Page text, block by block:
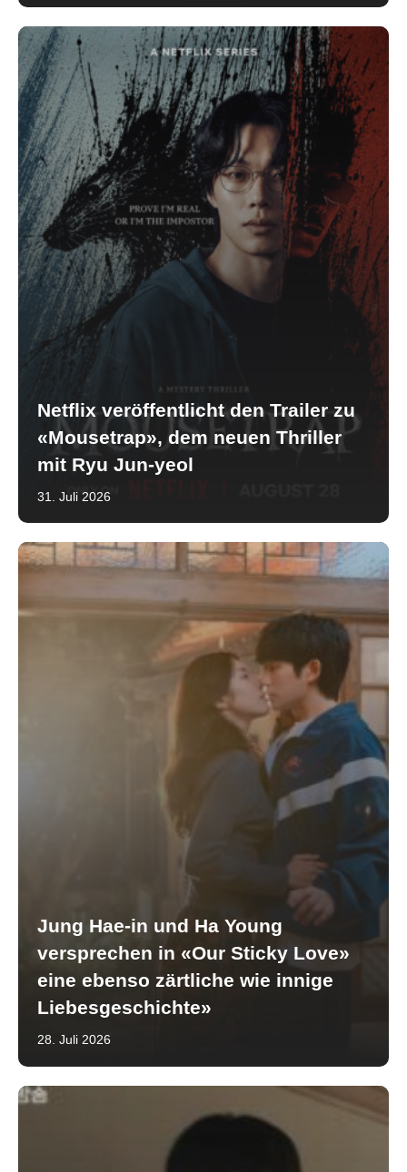
Netflix veröffentlicht den Trailer zu
«Mousetrap», dem neuen Thriller
mit Ryu Jun-yeol
31. Juli 2026
Jung Hae-in und Ha Young
versprechen in «Our Sticky Love»
eine ebenso zärtliche wie innige
Liebesgeschichte»
28. Juli 2026